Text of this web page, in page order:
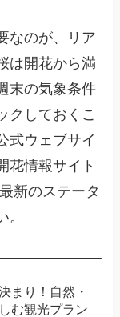
なのが、リア
は開花から満
末の気象条件
クしておくこ
式ウェブサイ
花情報サイト
新のステータ
まり！自然・
む観光プラン